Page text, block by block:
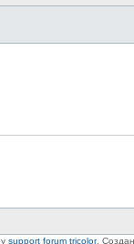
support forum tricolor,